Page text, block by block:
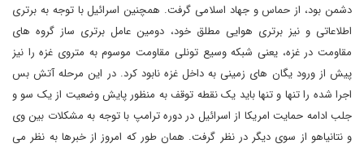
دشمن بود، از حماس و جهاد اسلامی گرفت. همچنین اسرائیل با توجه به برتری
اطلاعاتی و نیز برتری هوایی مطلق خود، دومین عامل برتری ساز گروه های
مقاومت در غزه، یعنی شبکه وسیع تونلی مقاومت موسوم به متروی غزه را نیز
پیش از ورود یگان های زمینی به داخل غزه نابود کرد. در این مرحله آتش بس
اجرا شده را تنها و تنها باید یک نقطه توقف به منظور پایش وضعیت از یک سو و
جلب ادامه حمایت امریکا از اسرائیل در دوره ترامپ با توجه به مشکلات بین وی
و نتانیاهو از سوی دیگر در نظر گرفت. همان طور که امروز از خبرها به نظر می